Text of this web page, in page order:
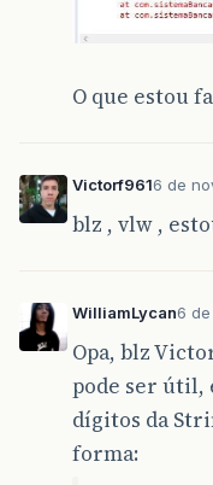
O que estou
Victorf9616 de
blz , vlw ,
WilliamLycan6 de
Opa, blz
pode ser útil,
dígitos da
forma: